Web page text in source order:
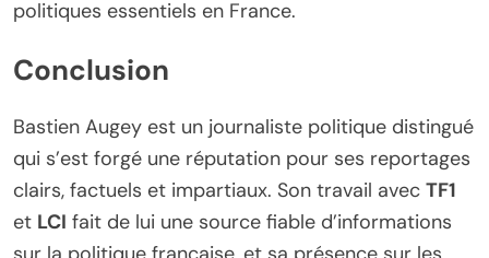
politiques essentiels en France.
Conclusion
Bastien Augey est un journaliste politique distingué
qui s’est forgé une réputation pour ses reportages
clairs, factuels et impartiaux. Son travail avec TF1
et LCI fait de lui une source fiable d’informations